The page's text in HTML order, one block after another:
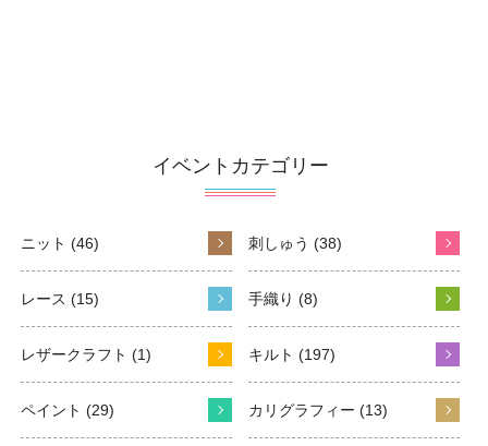
イベントカテゴリー
ニット (46) 刺しゅう (38)
レース (15) 手織り (8)
レザークラフト (1) キルト (197)
ペイント (29) カリグラフィー (13)